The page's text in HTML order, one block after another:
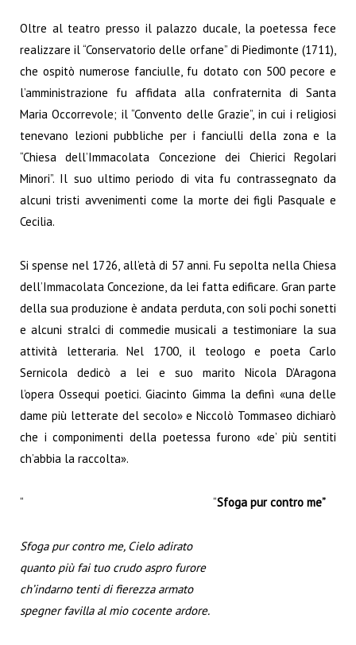
Oltre al teatro presso il palazzo ducale, la poetessa fece
realizzare il “Conservatorio delle orfane” di Piedimonte (1711),
che ospitò numerose fanciulle, fu dotato con 500 pecore e
l’amministrazione fu affidata alla confraternita di Santa
Maria Occorrevole; il “Convento delle Grazie”, in cui i religiosi
tenevano lezioni pubbliche per i fanciulli della zona e la
“Chiesa dell’Immacolata Concezione dei Chierici Regolari
Minori”. Il suo ultimo periodo di vita fu contrassegnato da
alcuni tristi avvenimenti come la morte dei figli Pasquale e
Cecilia.
Si spense nel 1726, all’età di 57 anni. Fu sepolta nella Chiesa
dell’Immacolata Concezione, da lei fatta edificare. Gran parte
della sua produzione è andata perduta, con soli pochi sonetti
e alcuni stralci di commedie musicali a testimoniare la sua
attività letteraria. Nel 1700, il teologo e poeta Carlo
Sernicola dedicò a lei e suo marito Nicola D’Aragona
l’opera Ossequi poetici. Giacinto Gimma la definì «una delle
dame più letterate del secolo» e Niccolò Tommaseo dichiarò
che i componimenti della poetessa furono «de’ più sentiti
ch’abbia la raccolta».
“ “Sfoga pur contro me”
Sfoga pur contro me, Cielo adirato
quanto più fai tuo crudo aspro furore
ch’indarno tenti di fierezza armato
spegner favilla al mio cocente ardore.